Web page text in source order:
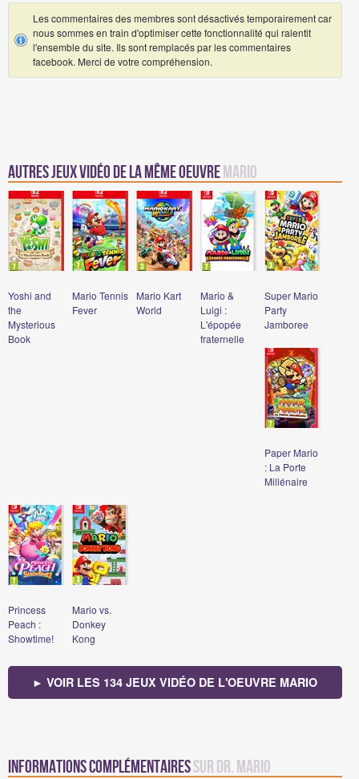
Les commentaires des membres sont désactivés temporairement car
nous sommes en train d'optimiser cette fonctionnalité qui ralentit
l'ensemble du site. Ils sont remplacés par les commentaires
facebook. Merci de votre compréhension.
Autres jeux vidéo de la même oeuvreMario
Yoshi and
the
Mysterious
Book
Mario Tennis
Fever
Mario Kart
World
Mario &
Luigi :
L'épopée
fraternelle
Super Mario
Party
Jamboree
Paper Mario
: La Porte
Millénaire
Princess
Peach :
Showtime!
Mario vs.
Donkey
Kong
► VOIR LES 134 JEUX VIDÉO DE L'OEUVRE MARIO
Informations complémentairessur Dr. Mario